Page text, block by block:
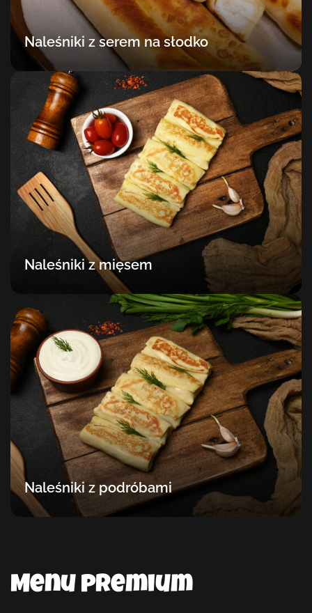
Naleśniki z serem na słodko
Naleśniki z mięsem
Naleśniki z podróbami
Menu premium